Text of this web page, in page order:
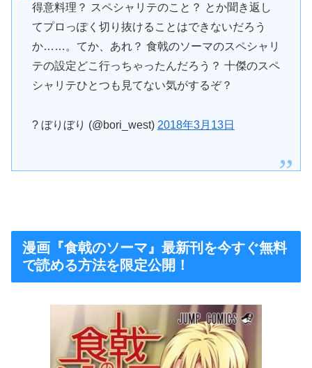
得意料理？ スペシャリテのこと？ とか聞き返し
てプロっぽく切り抜けることはできないだろう
か……。てか、あれ？ 食戟のソーマのスペシャリ
テの設定どこ行っちゃったんだろう？ 十傑のスペ
シャリテひとつも見てない気がするぞ？
? ぼりぼり (@bori_west) 2018年3月13日
漫画『食戟のソーマ』最新刊を今すぐ無料
で読める方法を限定公開！